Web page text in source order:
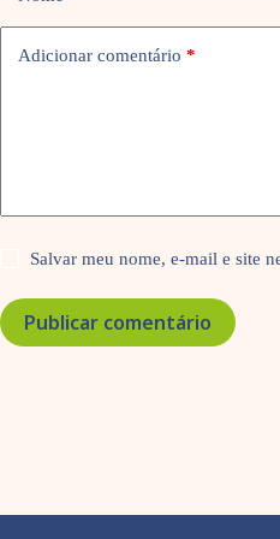
Adicionar comentário *
Salvar meu nome, e-mail e site
Publicar comentário